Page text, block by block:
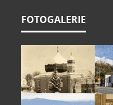
FOTOGALERIE